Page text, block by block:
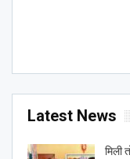
Latest News
मिली